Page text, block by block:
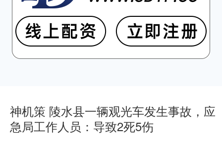
神机策 陵水县一辆观光车发生事故，应
急局工作人员：导致2死5伤